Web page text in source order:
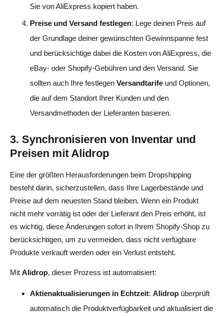
Sie von AliExpress kopiert haben.
Preise und Versand festlegen: Lege deinen Preis auf
der Grundlage deiner gewünschten Gewinnspanne fest
und berücksichtige dabei die Kosten von AliExpress, die
eBay- oder Shopify-Gebühren und den Versand. Sie
sollten auch Ihre festlegen Versandtarife und Optionen,
die auf dem Standort Ihrer Kunden und den
Versandmethoden der Lieferanten basieren.
3. Synchronisieren von Inventar und
Preisen mit Alidrop
Eine der größten Herausforderungen beim Dropshipping
besteht darin, sicherzustellen, dass Ihre Lagerbestände und
Preise auf dem neuesten Stand bleiben. Wenn ein Produkt
nicht mehr vorrätig ist oder der Lieferant den Preis erhöht, ist
es wichtig, diese Änderungen sofort in Ihrem Shopify-Shop zu
berücksichtigen, um zu vermeiden, dass nicht verfügbare
Produkte verkauft werden oder ein Verlust entsteht.
Mit Alidrop, dieser Prozess ist automatisiert:
Aktienaktualisierungen in Echtzeit: Alidrop überprüft
automatisch die Produktverfügbarkeit und aktualisiert die